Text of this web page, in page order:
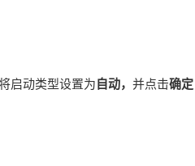
启动类型设置为自动， 并点击确定